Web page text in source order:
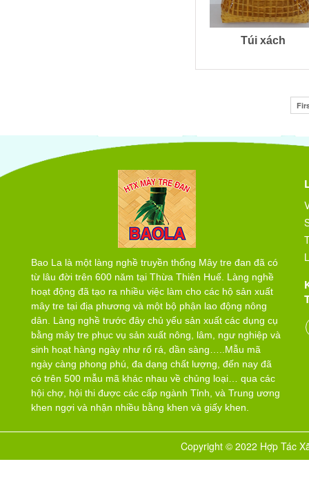
Túi xách
Bao La là một làng nghề truyền thống Mây tre đan đã có
từ lâu đời trên 600 năm tại Thừa Thiên Huế. Làng nghề
hoạt động đã tạo ra nhiều việc làm cho các hộ sản xuất
mây tre tại địa phương và một bộ phận lao động nông
dân. Làng nghề trước đây chủ yếu sản xuất các dụng cụ
bằng mây tre phục vụ sản xuất nông, lâm, ngư nghiệp và
sinh hoạt hàng ngày như rổ rá, dần sàng…..Mẫu mã
ngày càng phong phú, đa dạng chất lượng, đến nay đã
có trên 500 mẫu mã khác nhau về chủng loại… qua các
hội chợ, hội thi được các cấp ngành Tỉnh, và Trung ương
khen ngợi và nhận nhiều bằng khen và giấy khen.
Copyright © 2022 Hợp Tác